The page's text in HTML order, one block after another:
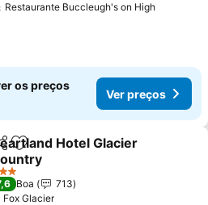
Restaurante Buccleugh's on High
os preços
Ver preços
Adicionar aos favoritos
Hotel Glacier
Boa
713
Fox Glacier